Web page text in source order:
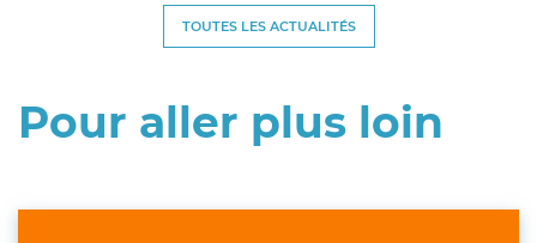
TOUTES LES ACTUALITÉS
Pour aller plus loin